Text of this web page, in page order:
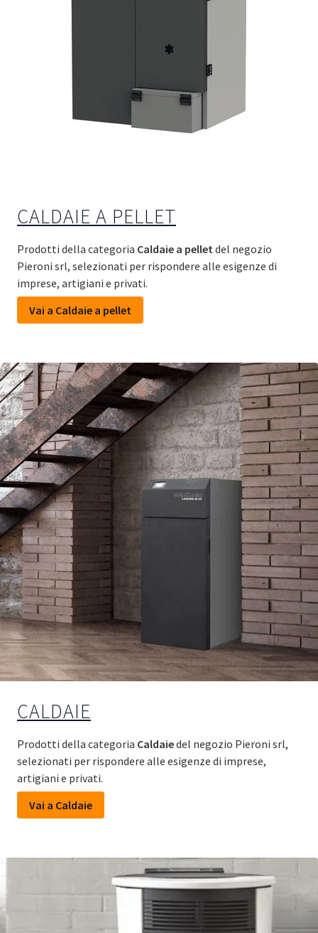
CALDAIE A PELLET
Prodotti della categoria Caldaie a pellet del negozio
Pieroni srl, selezionati per rispondere alle esigenze di
imprese, artigiani e privati.
Vai a Caldaie a pellet
CALDAIE
Prodotti della categoria Caldaiedel negozio Pieroni srl,
selezionati per rispondere alle esigenze di imprese,
artigiani e privati.
Vai a Caldaie